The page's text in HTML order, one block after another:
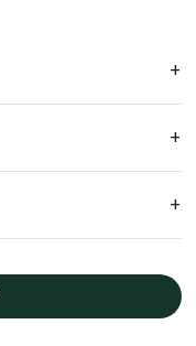
+
+
+